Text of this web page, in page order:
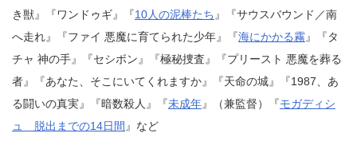
き獣』『ワンドゥギ』『10人の泥棒たち 』『サウスバウンド／南
へ走れ』『ファイ 悪魔に育てられた少年』『海にかかる霧』『タ
チャ 神の手』『セシボン』『極秘捜査』『プリースト 悪魔を葬る
者』『あなた、そこにいてくれますか』『天命の城』『1987、あ
る闘いの真実』『暗数殺人』『未成年』（兼監督）『モガディシ
ュ 脱出までの14日間 』など